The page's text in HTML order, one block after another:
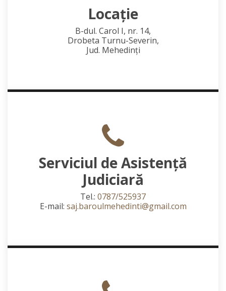
Locaţie
B-dul. Carol I, nr. 14,
Drobeta Turnu-Severin,
Jud. Mehedinţi
Serviciul de Asistență
Judiciară
Tel.: 0787/525937
E-mail: saj.baroulmehedinti@gmail.com